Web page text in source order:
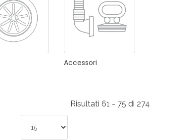
Accessori
Risultati 61 - 75 di 274